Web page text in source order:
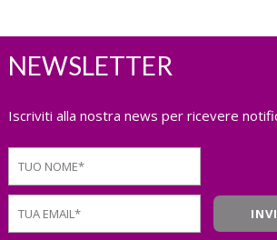
NEWSLETTER
Iscriviti alla nostra news per ricevere